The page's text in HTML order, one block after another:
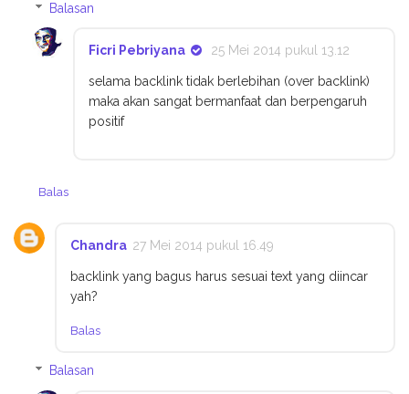
Balasan
Ficri Pebriyana 25 Mei 2014 pukul 13.12
selama backlink tidak berlebihan (over backlink)
maka akan sangat bermanfaat dan berpengaruh
positif
Balas
Chandra 27 Mei 2014 pukul 16.49
backlink yang bagus harus sesuai text yang diincar
yah?
Balas
Balasan